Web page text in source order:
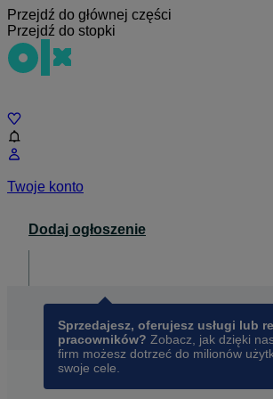
Przejdź do głównej części
Przejdź do stopki
Twoje konto
Dodaj ogłoszenie
Sprzedajesz, oferujesz usługi lub
pracowników? Zobacz, jak dzięki
firm możesz dotrzeć do milionów
swoje cele.